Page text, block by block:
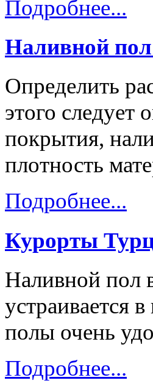
Подробнее...
Наливной пол
Определить
этого следует
покрытия,
плотность
Подробнее...
Курорты
Наливной пол
устраивается
полы очень
Подробнее...